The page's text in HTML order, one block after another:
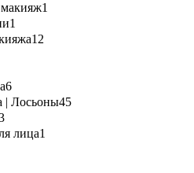
1
1
12
6
| Лосьоны45
лица1